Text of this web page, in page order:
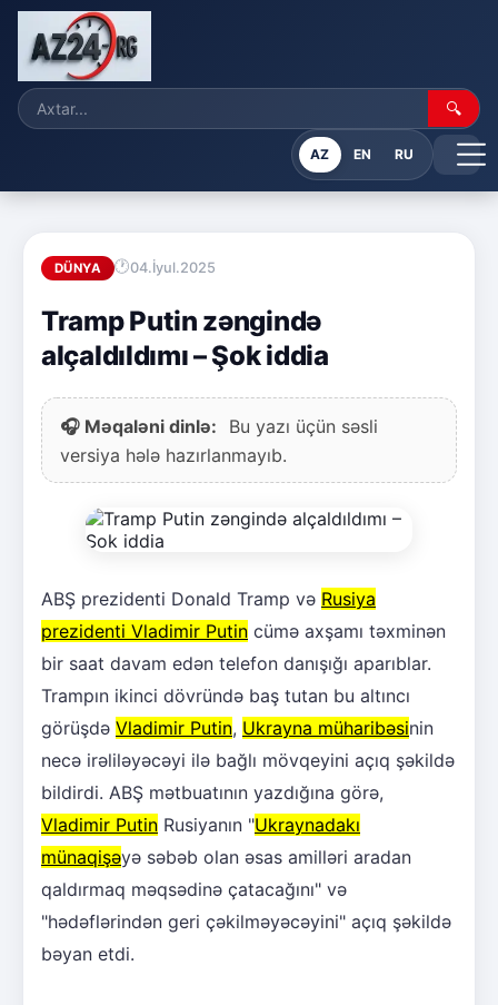
🔍
AZ EN RU
DÜNYA 04.İyul.2025
Tramp Putin zəngində
alçaldıldımı – Şok iddia
🎧 Məqaləni dinlə:
Bu yazı üçün səsli
versiya hələ hazırlanmayıb.
ABŞ prezidenti Donald Tramp və Rusiya
prezidenti Vladimir Putin cümə axşamı təxminən
bir saat davam edən telefon danışığı aparıblar.
Trampın ikinci dövründə baş tutan bu altıncı
görüşdə Vladimir Putin, Ukrayna müharibəsinin
necə irəliləyəcəyi ilə bağlı mövqeyini açıq şəkildə
bildirdi. ABŞ mətbuatının yazdığına görə,
Vladimir Putin Rusiyanın "Ukraynadakı
münaqişəyə səbəb olan əsas amilləri aradan
qaldırmaq məqsədinə çatacağını" və
"hədəflərindən geri çəkilməyəcəyini" açıq şəkildə
bəyan etdi.